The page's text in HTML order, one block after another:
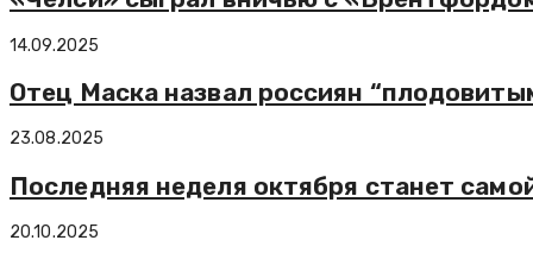
14.09.2025
Отец Маска назвал россиян
23.08.2025
Последняя неделя октября станет
20.10.2025